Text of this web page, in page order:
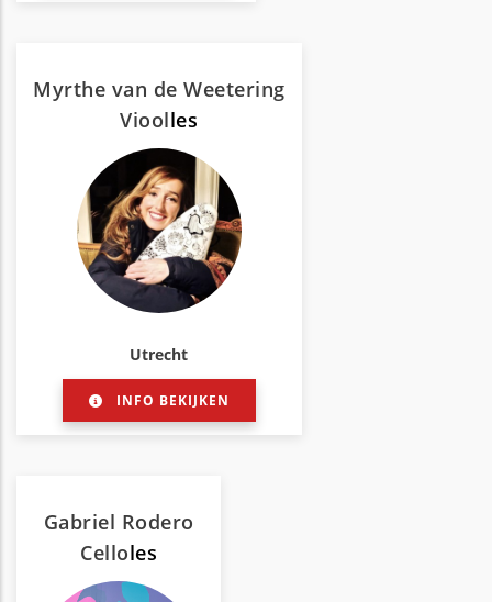
Myrthe van de Weetering
Vioolles
Utrecht
INFO BEKIJKEN
Gabriel Rodero
Celloles